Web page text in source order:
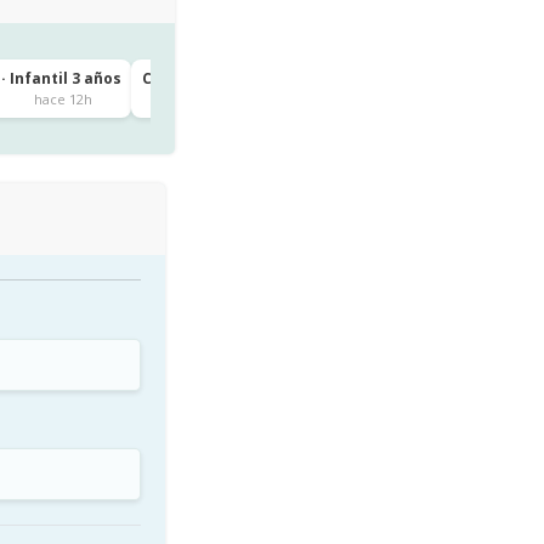
· Infantil 3 años
hace 12h
CEIP IGUESTE · 1º de Primaria